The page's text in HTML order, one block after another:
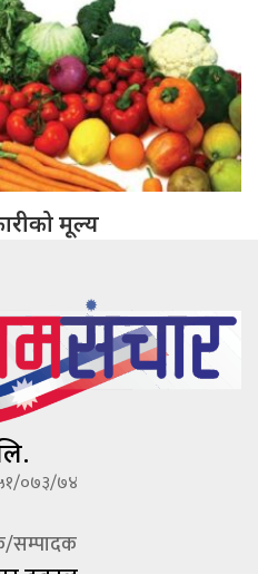
मूल्य
०७३/७४